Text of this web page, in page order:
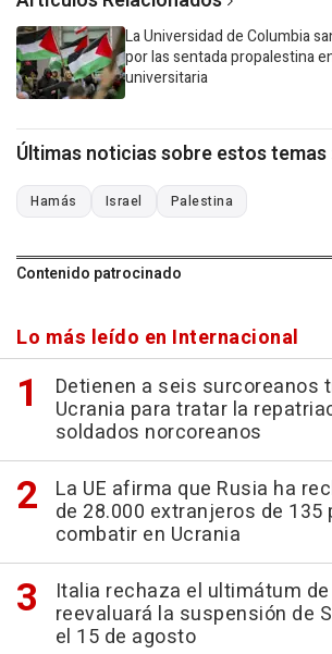
La Universidad de Columbia
por las sentada propalestina
universitaria
Últimas noticias sobre estos temas
Hamás Israel Palestina
Contenido patrocinado
Lo más leído en Internacional
Detienen a seis surcoreanos
Ucrania para tratar la
soldados norcoreanos
La UE afirma que Rusia ha
de 28.000 extranjeros de 135
combatir en Ucrania
Italia rechaza el ultimátum
reevaluará la suspensión de
el 15 de agosto